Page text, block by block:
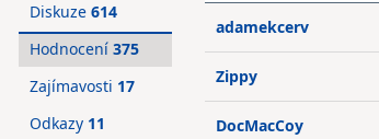
adamekcerv
Zippy
DocMacCoy
Diskuze 614
Hodnocení 375
Zajímavosti 17
Odkazy 11